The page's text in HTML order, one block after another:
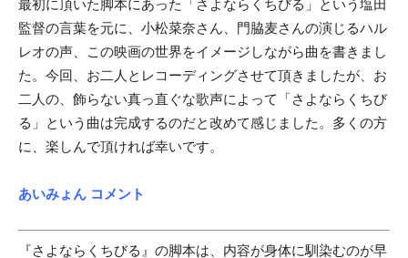
最初に頂いた脚本にあった「さよならくちびる」という塩田
監督の言葉を元に、小松菜奈さん、門脇麦さんの演じるハル
レオの声、この映画の世界をイメージしながら曲を書きまし
た。今回、お二人とレコーディングさせて頂きましたが、お
二人の、飾らない真っ直ぐな歌声によって「さよならくちび
る」という曲は完成するのだと改めて感じました。多くの方
に、楽しんで頂ければ幸いです。
あいみょん コメント
『さよならくちびる』の脚本は、内容が身体に馴染むのが早